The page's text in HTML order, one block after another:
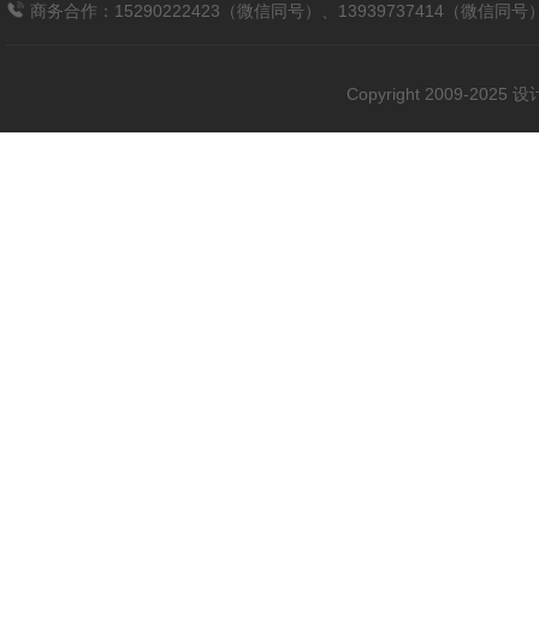
商务合作：15290222423（微信同号）、13939737414（微信同号
Copyright 2009-2025 设